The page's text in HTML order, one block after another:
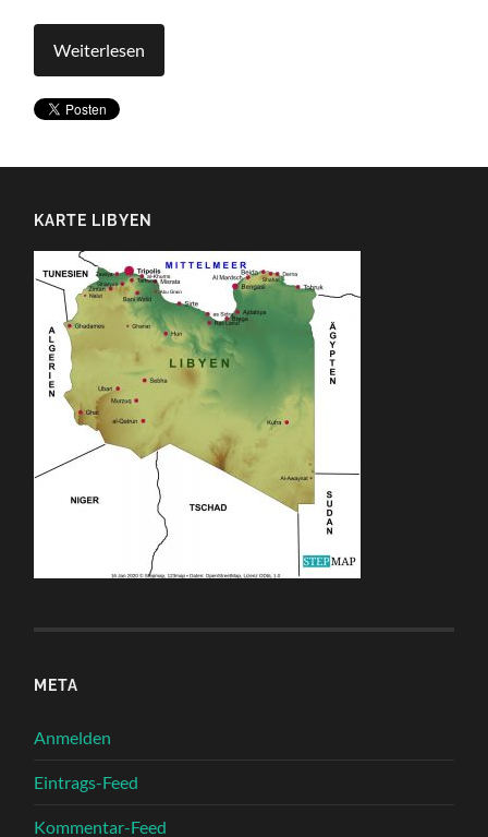
Weiterlesen
KARTE LIBYEN
META
Anmelden
Eintrags-Feed
Kommentar-Feed